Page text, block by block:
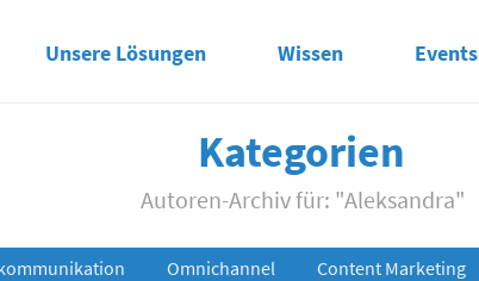
Unsere Lösungen Wissen Events
Kategorien
Autoren-Archiv für: "Aleksandra"
Omnichannel Content Marketing